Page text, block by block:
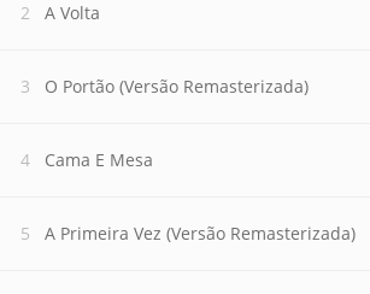
A Volta
O Portão (Versão Remasterizada)
Cama E Mesa
A Primeira Vez (Versão Remasterizada)